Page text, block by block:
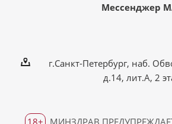
Мессенджер
г.Санкт-Петербург, наб.
д.14, лит.А, 2
18+ МИНЗДРАВ